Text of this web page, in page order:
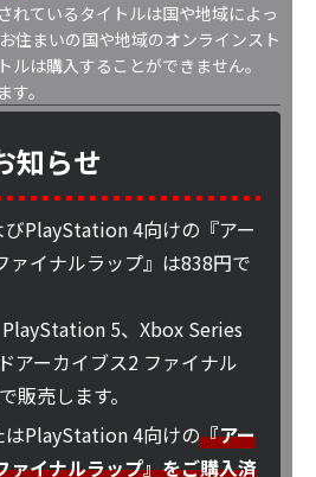
れているタイトルは国や地域によっ
住まいの国や地域のオンラインスト
は購入することができません。
。
知らせ
PlayStation 4向けの『アー
ァイナルラップ』は838円で
5、Xbox Series
アーカイブス2 ファイナル
販売します。
PlayStation 4向けの『アー
ァイナルラップ』をご購入済